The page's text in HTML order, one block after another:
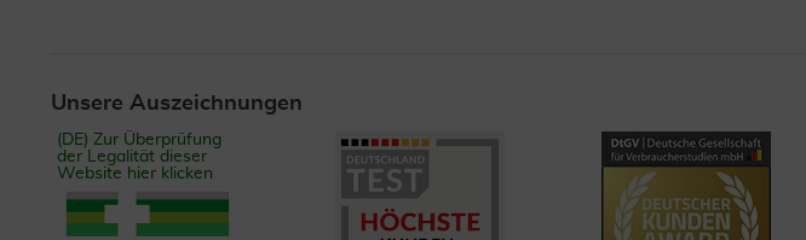
Unsere Auszeichnungen
(DE) Zur Überprüfung
der Legalität dieser
Website hier klicken